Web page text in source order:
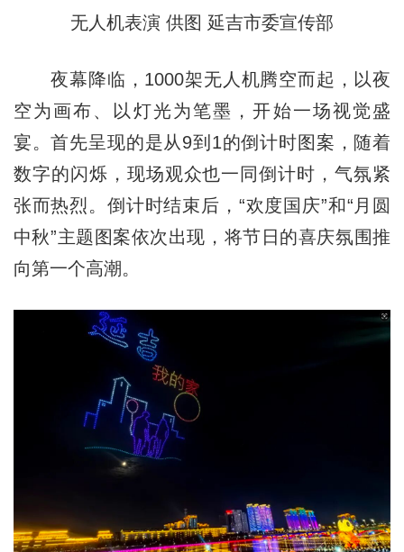
无人机表演 供图 延吉市委宣传部
夜幕降临，1000架无人机腾空而起，以夜
空为画布、以灯光为笔墨，开始一场视觉盛
宴。首先呈现的是从9到1的倒计时图案，随着
数字的闪烁，现场观众也一同倒计时，气氛紧
张而热烈。倒计时结束后，“欢度国庆”和“月圆
中秋”主题图案依次出现，将节日的喜庆氛围推
向第一个高潮。